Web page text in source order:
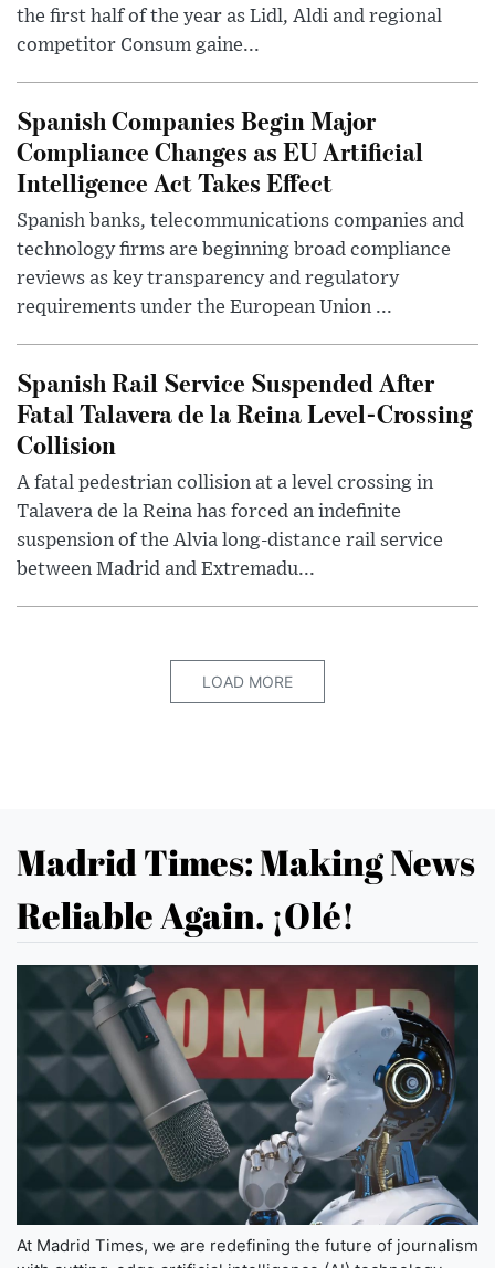
the first half of the year as Lidl, Aldi and regional
competitor Consum gaine...
Spanish Companies Begin Major
Compliance Changes as EU Artificial
Intelligence Act Takes Effect
Spanish banks, telecommunications companies and
technology firms are beginning broad compliance
reviews as key transparency and regulatory
requirements under the European Union ...
Spanish Rail Service Suspended After
Fatal Talavera de la Reina Level-Crossing
Collision
A fatal pedestrian collision at a level crossing in
Talavera de la Reina has forced an indefinite
suspension of the Alvia long-distance rail service
between Madrid and Extremadu...
LOAD MORE
Madrid Times: Making News
Reliable Again. ¡Olé!
At Madrid Times, we are redefining the future of journalism